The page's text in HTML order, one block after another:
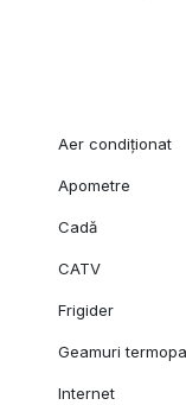
Aer condiționat
Apometre
Cadă
CATV
Frigider
Geamuri
Internet